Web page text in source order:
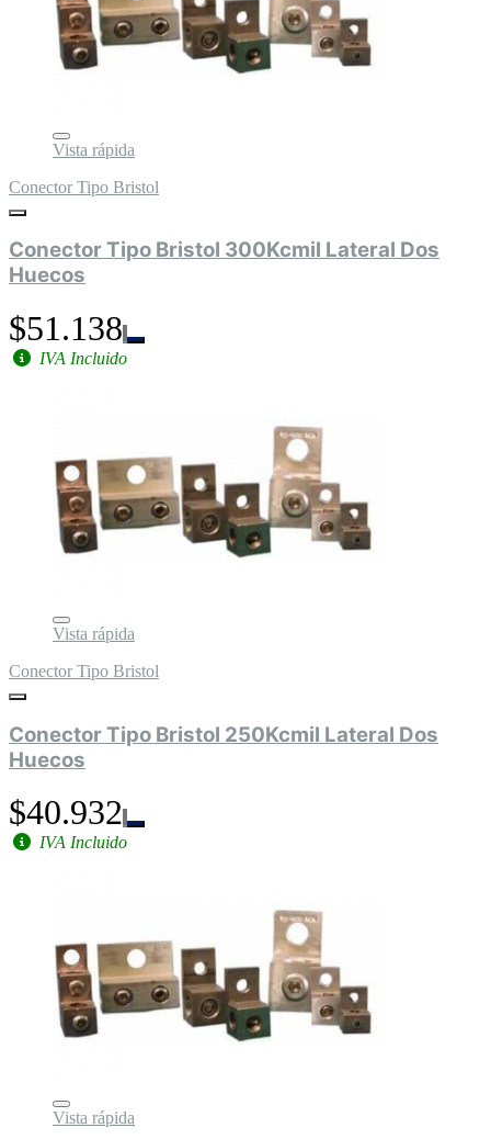
Vista rápida
Conector Tipo Bristol
Conector Tipo Bristol 300Kcmil Lateral Dos
Huecos
$51.138
IVA Incluido
Vista rápida
Conector Tipo Bristol
Conector Tipo Bristol 250Kcmil Lateral Dos
Huecos
$40.932
IVA Incluido
Vista rápida